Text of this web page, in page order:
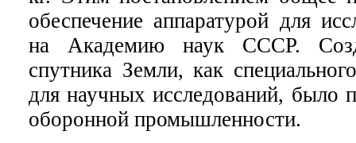
обеспечение аппаратурой для
на Академию наук СССР.
спутника Земли, как
для научных исследований, было
оборонной промышленности.